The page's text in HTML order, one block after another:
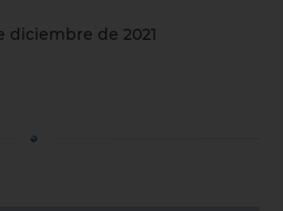
diciembre de 2021